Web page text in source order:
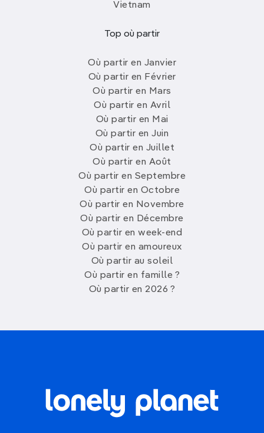
Vietnam
Top où partir
Où partir en Janvier
Où partir en Février
Où partir en Mars
Où partir en Avril
Où partir en Mai
Où partir en Juin
Où partir en Juillet
Où partir en Août
Où partir en Septembre
Où partir en Octobre
Où partir en Novembre
Où partir en Décembre
Où partir en week-end
Où partir en amoureux
Où partir au soleil
Où partir en famille ?
Où partir en 2026 ?